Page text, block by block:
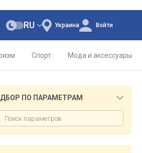
Украина
RU Войти
Спорт Мода и аксессуары
ПО ПАРАМЕТРАМ